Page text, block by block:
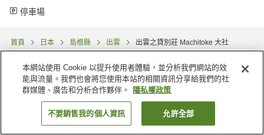
停車場
首頁 日本 島根縣 出雲 出雲之貸別莊 Machitoke 大社
找客房
本網站使用 Cookie 以提升使用者體驗，並分析我們網站的效
能與流量。我們也會將您使用本站的相關資訊分享給我們的社
群媒體、廣告和分析合作夥伴。
隱私權政策
不要銷售我的個人資訊 允許全部